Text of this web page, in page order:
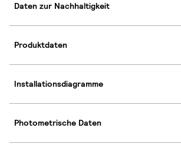
Daten zur Nachhaltigkeit
Produktdaten
Installationsdiagramme
Photometrische Daten